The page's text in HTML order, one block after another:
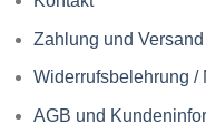
Zahlung und Versand
Widerrufsbelehrung /
AGB und